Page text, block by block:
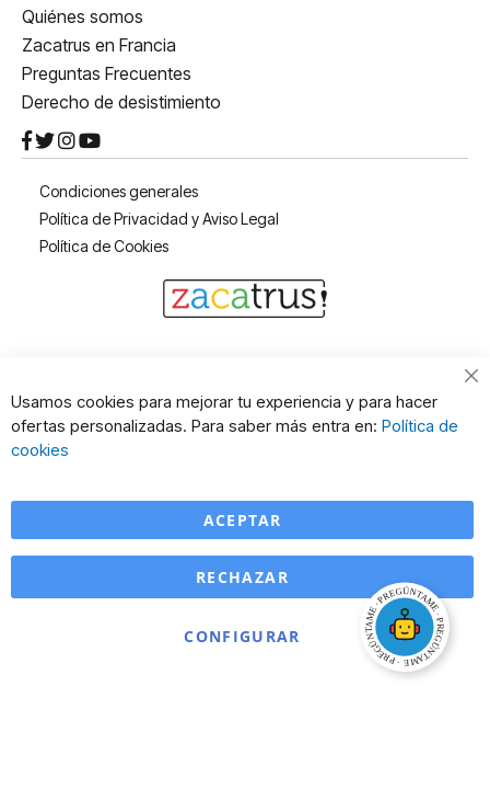
Quiénes somos
Zacatrus en Francia
Preguntas Frecuentes
Derecho de desistimiento
Condiciones generales
Política de Privacidad y Aviso Legal
Política de Cookies
Usamos cookies para mejorar tu experiencia y para hacer
ofertas personalizadas. Para saber más entra en: Política de
cookies
ACEPTAR
CONFIGURAR
RECHAZAR